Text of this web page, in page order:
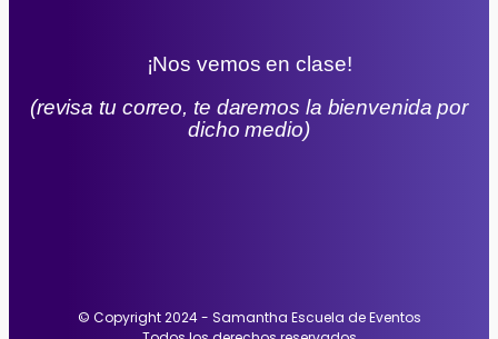
¡Nos vemos en clase!
(revisa tu correo, te daremos la bienvenida por
dicho medio)
© Copyright 2024 - Samantha Escuela de Eventos